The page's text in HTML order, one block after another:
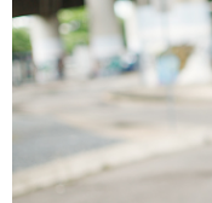
２．訂單成立數日內，您將
３．收到繳費通知簡訊後
ATM／網路銀行／等多元
※ 請注意：結帳手續完成當
購買商品的店家。未經商家
後付繳納相關費用。
※ 交易是否成功請以「
是否繳費成功／繳費後需取
客戶支援中心」
https://
每筆NT$80，滿
7-11付款取貨
每筆NT$80，滿
先付款後7-11取貨
每筆NT$80，滿